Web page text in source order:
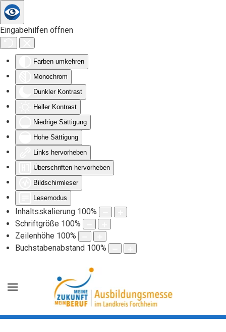
Eingabehilfen öffnen
Farben umkehren
Monochrom
Dunkler Kontrast
Heller Kontrast
Niedrige Sättigung
Hohe Sättigung
Links hervorheben
Überschriften hervorheben
Bildschirmleser
Lesemodus
Inhaltsskalierung 100%
Schriftgröße 100%
Zeilenhöhe 100%
Buchstabenabstand 100%
Zum Hauptinhalt springen